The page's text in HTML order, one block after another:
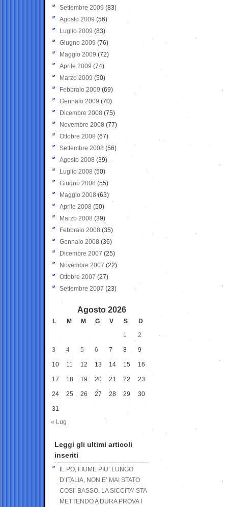
Settembre 2009 (83)
Agosto 2009 (56)
Luglio 2009 (83)
Giugno 2009 (76)
Maggio 2009 (72)
Aprile 2009 (74)
Marzo 2009 (50)
Febbraio 2009 (69)
Gennaio 2009 (70)
Dicembre 2008 (75)
Novembre 2008 (77)
Ottobre 2008 (67)
Settembre 2008 (56)
Agosto 2008 (39)
Luglio 2008 (50)
Giugno 2008 (55)
Maggio 2008(63)
Aprile 2008 (50)
Marzo 2008 (39)
Febbraio 2008 (35)
Gennaio 2008 (36)
Dicembre 2007 (25)
Novembre 2007 (22)
Ottobre 2007 (27)
Settembre 2007 (23)
Agosto 2026
L M M G V S
D
1
2
3 4 5 6 7 8 9
10 11 12 13 14 15 16
17 18 19 20 21 22 23
24 25 26 27 28 29 30
31
« Lug
Leggi gli ultimi articoli
inseriti
IL PO, FIUME PIU’ LUNGO
D’ITALIA, NON E’ MAI STATO
COSI’ BASSO. LA SICCITA’ STA
METTENDO A DURA PROVA I